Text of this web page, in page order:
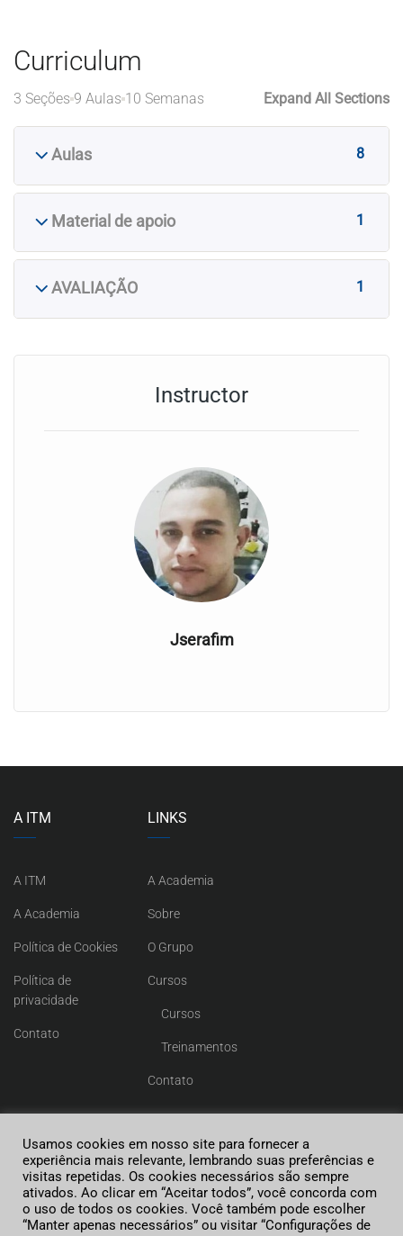
Curriculum
3 Seções 9 Aulas 10 Semanas Expand All Sections
Aulas 8
Material de apoio 1
AVALIAÇÃO 1
Instructor
Jserafim
A ITM
A ITM
A Academia
Política de Cookies
Política de
privacidade
Contato
LINKS
A Academia
Sobre
O Grupo
Cursos
Cursos
Treinamentos
Contato
ITM LATIN AMERICA.
Desenvolvido porManghá Agência
Usamos cookies em nosso site para fornecer a
experiência mais relevante, lembrando suas preferências e
visitas repetidas. Os cookies necessários são sempre
ativados. Ao clicar em “Aceitar todos”, você concorda com
o uso de todos os cookies. Você também pode escolher
“Manter apenas necessários” ou visitar “Configurações de